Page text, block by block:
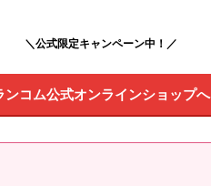
＼公式限定キャンペーン中！／
ンコム公式オンラインショップへ